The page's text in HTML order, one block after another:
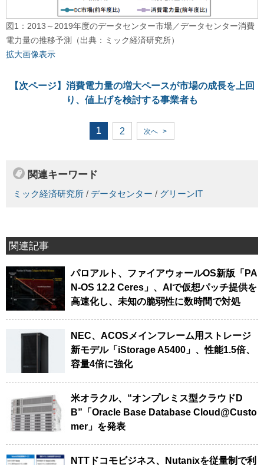
図1：2013～2019年度のデータセンター市場／データセンター消費
電力量の推移予測（出典：ミック経済研究所）
拡大画像表示
【次ページ】 消費電力量の増大ペースが市場の成長を上回
り、値上げを検討する事業者も
1 2 次へ >
関連キーワード
ミック経済研究所 / データセンター / グリーンIT
関連記事
パロアルト、ファイアウォールOS新版「PA
N-OS 12.2 Ceres」、AIで仮想パッチ提供を
高速化し、未知の脆弱性に数時間で対処
NEC、ACOSメインフレーム用ストレージ
新モデル「iStorage A5400」、性能1.5倍、
容量4倍に強化
米オラクル、“オンプレミス型クラウドD
B”「Oracle Base Database Cloud@Custo
mer」を発表
NTTドコモビジネス、Nutanixを従量制で利